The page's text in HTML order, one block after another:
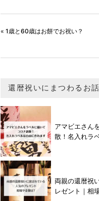
« 1歳と60歳はお餅でお祝い？
還暦祝いにまつわるお
アマビエさん
散！名入れラ
両親の還暦祝
レゼント｜相